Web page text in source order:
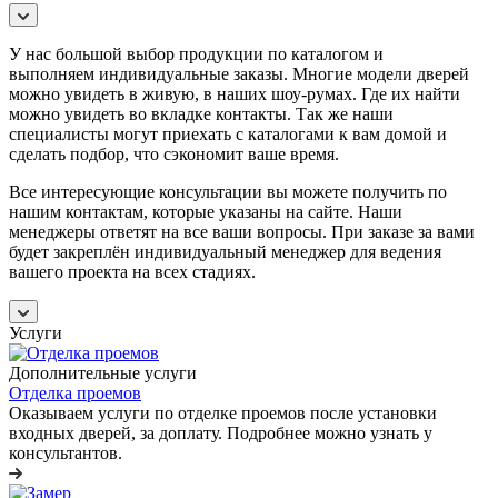
У нас большой выбор продукции по каталогом и
выполняем индивидуальные заказы. Многие модели дверей
можно увидеть в живую, в наших шоу-румах. Где их найти
можно увидеть во вкладке контакты. Так же наши
специалисты могут приехать с каталогами к вам домой и
сделать подбор, что сэкономит ваше время.
Все интересующие консультации вы можете получить по
нашим контактам, которые указаны на сайте. Наши
менеджеры ответят на все ваши вопросы. При заказе за вами
будет закреплён индивидуальный менеджер для ведения
вашего проекта на всех стадиях.
Услуги
Дополнительные услуги
Отделка проемов
Оказываем услуги по отделке проемов после установки
входных дверей, за доплату. Подробнее можно узнать у
консультантов.